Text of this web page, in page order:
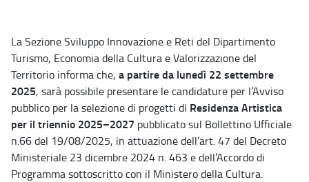
La Sezione Sviluppo Innovazione e Reti del Dipartimento
Turismo, Economia della Cultura e Valorizzazione del
Territorio informa che, a partire da lunedì 22 settembre
2025, sarà possibile presentare le candidature per l’Avviso
pubblico per la selezione di progetti di Residenza Artistica
per il triennio 2025–2027 pubblicato sul Bollettino Ufficiale
n.66 del 19/08/2025, in attuazione dell’art. 47 del Decreto
Ministeriale 23 dicembre 2024 n. 463 e dell’Accordo di
Programma sottoscritto con il Ministero della Cultura.